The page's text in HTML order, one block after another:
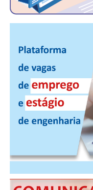
CONTATO
ATUALIZAÇÃO CADASTRAL
NÚCLEO JOVEM